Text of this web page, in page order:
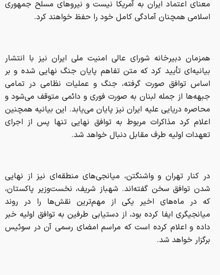
معنای اعتماد ایران به آمریکا نیست و نیرو‌های مسلح جمهوری
اسلامی همچنان آمادگی کامل خود را حفظ خواهند کرد.
همزمان دبیرخانه شورای عالی امنیت ملی ایران نیز با انتشار
بیانیه‌ای تأیید کرد که متن تفاهم پایان جنگ نهایی شده و بر
اساس توافق صورت گرفته، جنگ و عملیات نظامی در تمامی
جبهه‌ها از جمله لبنان به صورت فوری و دائمی متوقف می‌شود و
محاصره دریایی علیه ایران نیز پایان می‌یابد. این بیانیه همچنین
اعلام کرد مذاکرات مربوط به توافق نهایی تنها پس از اجرای
تعهدات اولیه طرف مقابل دنبال خواهد شد.
در کنار تهران و واشنگتن، میانجی‌های منطقه‌ای نیز از نهایی
شدن توافق سخن گفته‌اند. شهباز شریف، نخست‌وزیر پاکستان،
که در ماه‌های اخیر یکی از مهم‌ترین نقش‌ها را در روند
میانجیگری ایفا کرده بود، از دستیابی طرفین به توافق اولیه خبر
داده و اعلام کرده است که مراسم امضای رسمی آن در سوئیس
برگزار خواهد شد.